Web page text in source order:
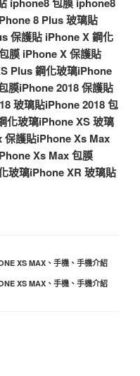
8 Plus 玻璃貼
保護貼 iPhone X 鋼化
膜 iPhone X 保護貼
Plus 鋼化玻璃iPhone
膜iPhone 2018 保護貼
玻璃貼iPhone 2018 包
化玻璃iPhone XS 玻璃
保護貼iPhone Xs Max
Xs Max 包膜
玻璃iPhone XR 玻璃貼
XS MAX、 手機、 手機介紹
XS MAX、 手機、 手機介紹